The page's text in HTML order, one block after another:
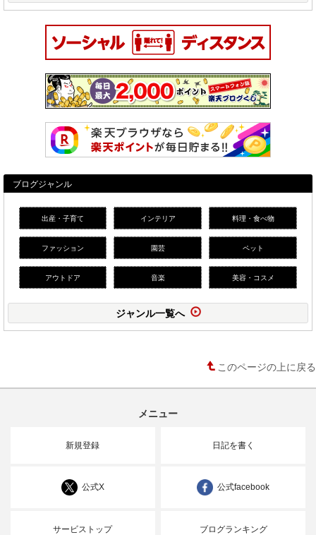
ブログジャンル
出産・子育て インテリア 料理・食べ物
ファッション 園芸 ペット
アウトドア 音楽 美容・コスメ
ジャンル一覧へ
このページの上に戻る
メニュー
新規登録 日記を書く
公式X 公式facebook
サービストップ ブログランキング